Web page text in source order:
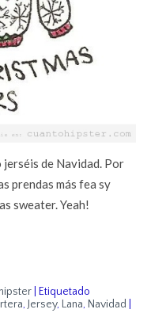
de Navidad. Por
prendas más fea sy
sweater. Yeah!
Etiquetado
, Jersey, Lana, Navidad